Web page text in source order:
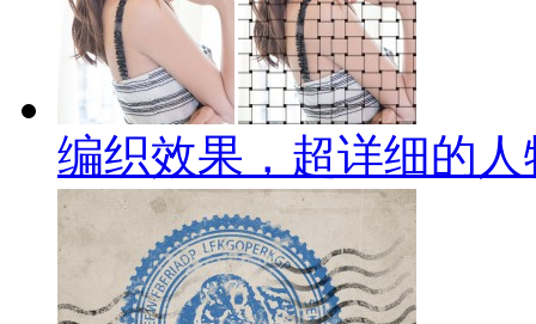
编织效果，超详细的